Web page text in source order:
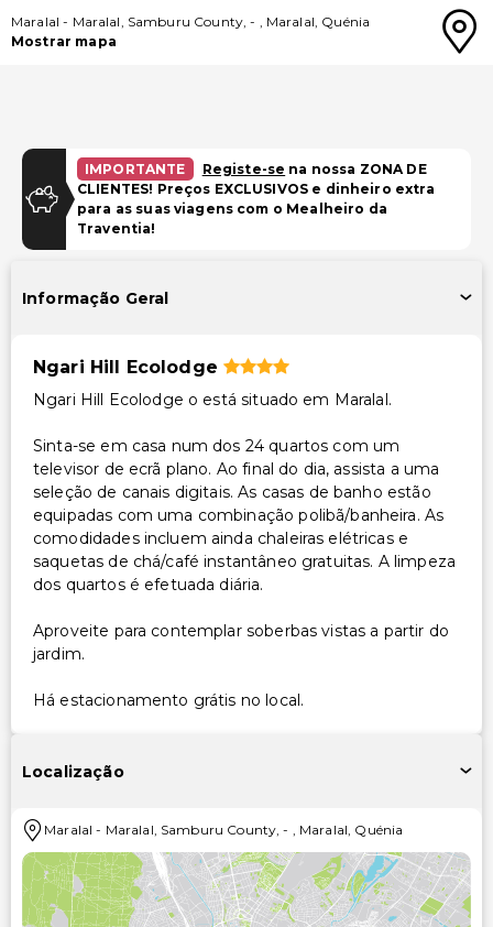
Maralal - Maralal, Samburu County, - , Maralal, Quénia
Mostrar mapa
IMPORTANTE Registe-se na nossa ZONA DE
CLIENTES! Preços EXCLUSIVOS e dinheiro extra
para as suas viagens com o Mealheiro da
Traventia!
Informação Geral
Ngari Hill Ecolodge
Ngari Hill Ecolodge o está situado em Maralal.
Sinta-se em casa num dos 24 quartos com um
televisor de ecrã plano. Ao final do dia, assista a uma
seleção de canais digitais. As casas de banho estão
equipadas com uma combinação polibã/banheira. As
comodidades incluem ainda chaleiras elétricas e
saquetas de chá/café instantâneo gratuitas. A limpeza
dos quartos é efetuada diária.
Aproveite para contemplar soberbas vistas a partir do
jardim.
Há estacionamento grátis no local.
Localização
Maralal - Maralal, Samburu County, - , Maralal, Quénia